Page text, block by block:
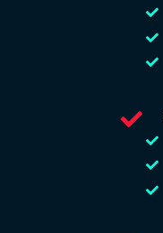






